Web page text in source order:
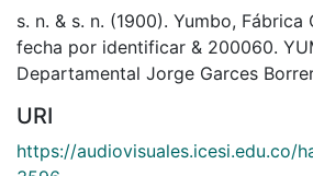
s. n. & s. n. (1900). Yumbo, Fábrica
fecha por identificar & 200060.
Departamental Jorge Garces
URI
https://audiovisuales.icesi.edu.co/